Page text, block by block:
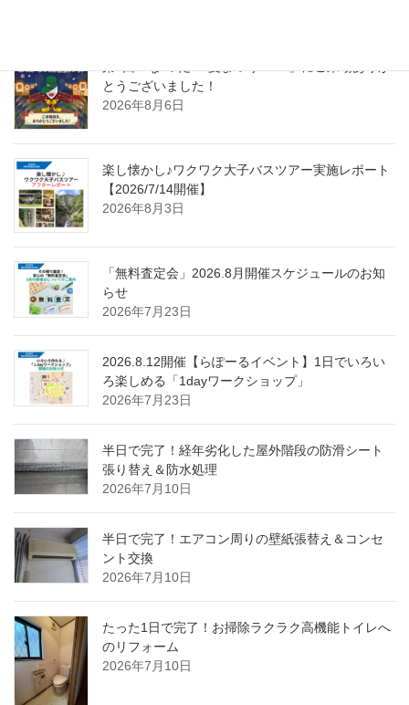
とうございました！
2026年8月6日
楽し懐かし♪ワクワク大子バスツアー実施レポート
【2026/7/14開催】
2026年8月3日
「無料査定会」2026.8月開催スケジュールのお知
らせ
2026年7月23日
2026.8.12開催【らぽーるイベント】1日でいろい
ろ楽しめる「1dayワークショップ」
2026年7月23日
半日で完了！経年劣化した屋外階段の防滑シート
張り替え＆防水処理
2026年7月10日
半日で完了！エアコン周りの壁紙張替え＆コンセ
ント交換
2026年7月10日
たった1日で完了！お掃除ラクラク高機能トイレへ
のリフォーム
2026年7月10日